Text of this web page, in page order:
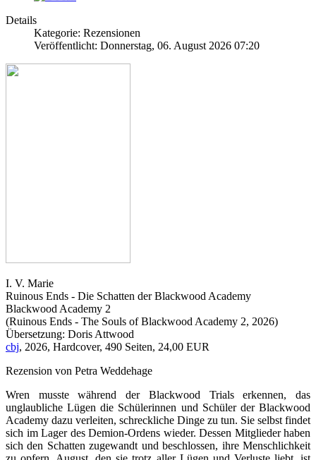
Details
Kategorie: Rezensionen
Veröffentlicht: Donnerstag, 06. August 2026 07:20
I. V. Marie
Ruinous Ends - Die Schatten der Blackwood Academy
Blackwood Academy 2
(Ruinous Ends - The Souls of Blackwood Academy 2, 2026)
Übersetzung: Doris Attwood
cbj, 2026, Hardcover, 490 Seiten, 24,00 EUR
Rezension von Petra Weddehage
Wren musste während der Blackwood Trials erkennen, das
unglaubliche Lügen die Schülerinnen und Schüler der Blackwood
Academy dazu verleiten, schreckliche Dinge zu tun. Sie selbst findet
sich im Lager des Demion-Ordens wieder. Dessen Mitglieder haben
sich den Schatten zugewandt und beschlossen, ihre Menschlichkeit